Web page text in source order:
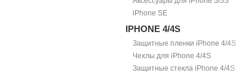
iPhone SE
IPHONE 4/4S
Защитные пленки iPhone 4/4S
Чехлы для iPhone 4/4S
Защитные стекла iPhone 4/4S